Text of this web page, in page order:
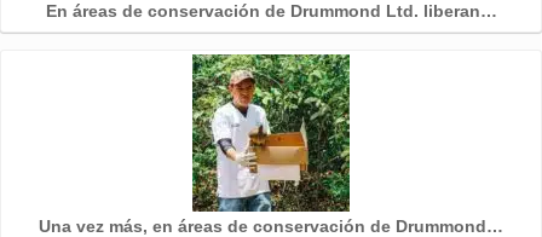
En áreas de conservación de Drummond Ltd. liberan…
Una vez más, en áreas de conservación de Drummond…